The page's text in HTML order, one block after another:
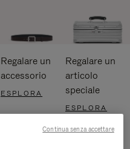
Regalare un
accessorio
ESPLORA
Regalare un
articolo
speciale
ESPLORA
Continua senza accettare